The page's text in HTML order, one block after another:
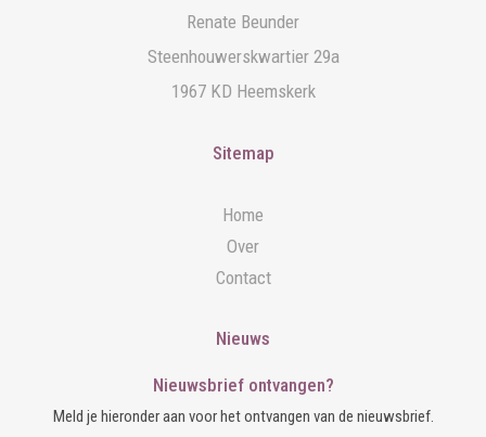
Renate Beunder
Steenhouwerskwartier 29a
1967 KD Heemskerk
Sitemap
Home
Over
Contact
Nieuws
Nieuwsbrief ontvangen?
Meld je hieronder aan voor het ontvangen van de nieuwsbrief.